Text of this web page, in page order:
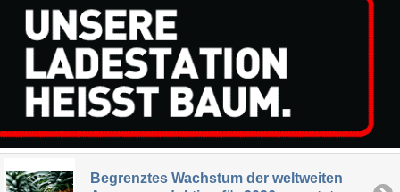
Begrenztes Wachstum der weltweiten